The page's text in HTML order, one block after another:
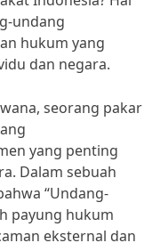
undang
hukum yang
dan negara.
seorang pakar
yang penting
Dalam sebuah
“Undang-
payung hukum
eksternal dan